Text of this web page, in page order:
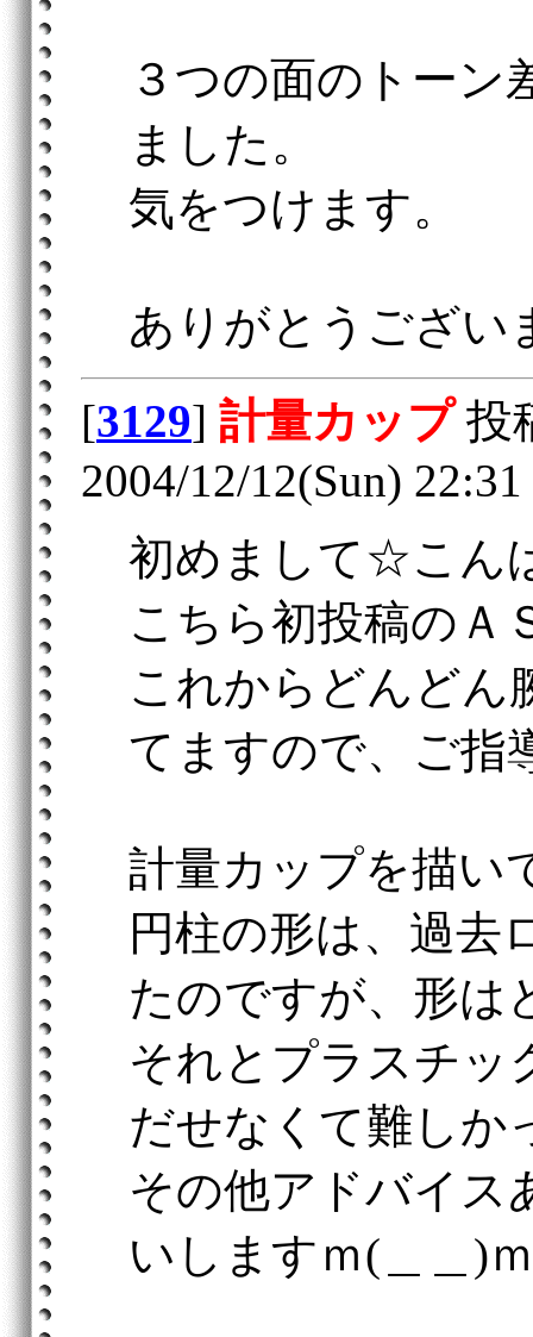
３つの面のトーン
ました。
気をつけます。
ありがとうござい
[3129] 計量カップ投
2004/12/12(Sun) 22:31
初めまして☆こん
こちら初投稿のＡ
これからどんどん
てますので、ご
計量カップを描い
円柱の形は、過去
たのですが、形は
それとプラスチッ
だせなくて難しか
その他アドバイス
いしますｍ(＿＿)